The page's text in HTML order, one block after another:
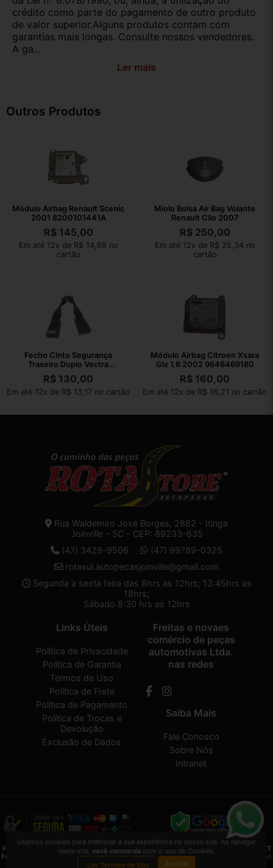
crédito como parte do pagamento de outro produto
de valor superior.Alguns produtos contam com
garantias mais longas. Consulte nossos vendedores.
A ga...
Ler mais
Outros Produtos
Módulo Airbag Renault Scenic
2001 8200101441A
R$145,00
Em até 12x de R$ 14,69 no
cartão
Miolo Bolsa Air Bag Volante
Renault Clio 2007
R$250,00
Em até 12x de R$ 25,34 no
cartão
Fecho Cinto Segurança
Traseiro Duplo Vectra
Collection 2011
R$ 130,00
Em até 12x de R$ 13,17 no cartão
Módulo Airbag Citroen Xsara
Glx 1.6 2002 9646469180
R$ 160,00
Em até 12x de R$ 16,21 no cartão
Rua Waldemiro José Borges, 2882 - Itinga
Joinville - SC - CEP: 89233-635
(47) 3429-9506
(47) 99789-0325
rotasul.autopecasjoinville@gmail.com
Segunda a sexta feira das 8hrs as 12hrs; 13:45hrs as
18hrs;
Sábado 8:30 hrs as 12hrs
Links Úteis
Política de Privacidade
Política de Garantia
Termos de Uso
Política de Frete
Política de Pagamento
Política de Trocas e
Devolução
Exclusão de Dados
Freitas e novaes
comércio de peças
automotivas Ltda.
nas redes
Saiba Mais
Fale Conosco
Sobre Nós
Intranet
Freitas e novaes comércio de peças automotivas Ltda.2026 CREATED BYVAAPT
Freitas e novaes comércio de peças automotivas Ltda.é uma empresa inscrita no
CNPJ13.495.371/0001-33
Usamos cookies para melhorar a sua experiência no nosso site. Ao navegar
neste site, você concordacom o uso de Cookies.
Ler Termos de Uso
Aceitar